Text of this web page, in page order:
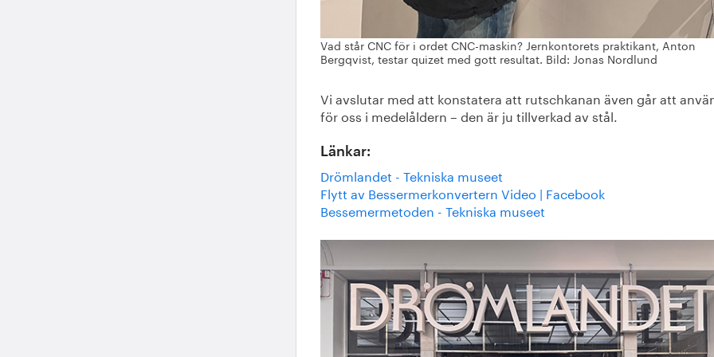
Vad står CNC för i ordet CNC-maskin? Jernkontorets praktikant, Anton
Bergqvist, testar quizet med gott resultat. Bild: Jonas Nordlund
Vi avslutar med att konstatera att rutschkanan även går att
för oss i medelåldern – den är ju tillverkad av stål.
Länkar:
Drömlandet - Tekniska museet
Flytt av Bessermerkonvertern Video | Facebook
Bessemermetoden - Tekniska museet